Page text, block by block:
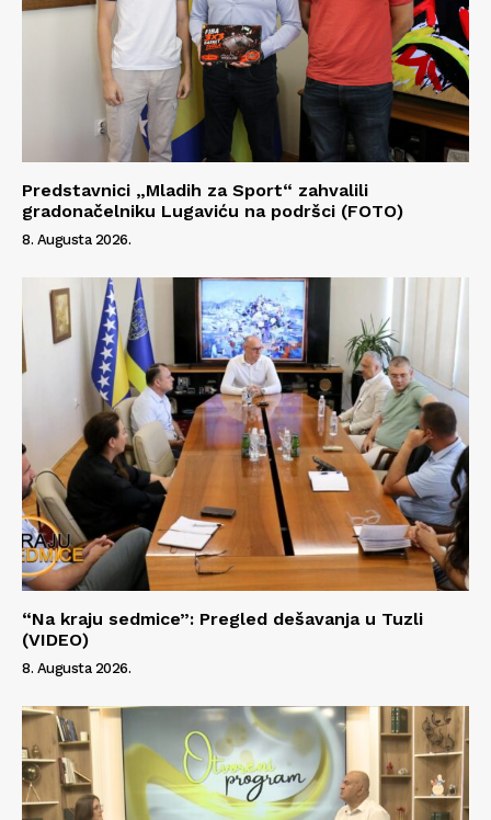
Info
O nama
Kontakt
Impressum
Predstavnici „Mladih za Sport“ zahvalili
gradonačelniku Lugaviću na podršci (FOTO)
8. Augusta 2026.
“Na kraju sedmice”: Pregled dešavanja u Tuzli
(VIDEO)
8. Augusta 2026.